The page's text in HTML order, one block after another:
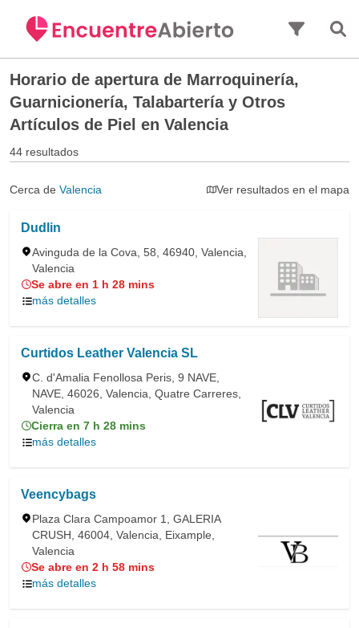
Horario de apertura de Marroquinería,
Guarnicionería, Talabartería y Otros
Artículos de Piel en Valencia
44 resultados
Cerca de Valencia Ver resultados en el mapa
Dudlin
Avinguda de la Cova, 58, 46940, Valencia,
Valencia
Se abre en 1 h 28 mins
más detalles
Curtidos Leather Valencia SL
C. d'Amalia Fenollosa Peris, 9 NAVE,
NAVE, 46026, Valencia, Quatre Carreres,
Valencia
Cierra en 7 h 28 mins
más detalles
Veencybags
Plaza Clara Campoamor 1, GALERIA
CRUSH, 46004, Valencia, Eixample,
Valencia
Se abre en 2 h 58 mins
más detalles